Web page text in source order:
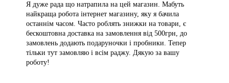
Я дуже рада що натрапила на цей магазин. Мабуть
найкраща робота інтернет магазину, яку я бачила
останнім часом. Часто роблять знижки на товари, є
бескоштовна доставка на замовлення від 500грн, до
замовлень додають подаруночки і пробники. Тепер
тільки тут замовляю і всім раджу. Дякую за вашу
роботу!